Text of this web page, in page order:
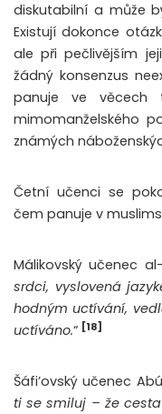
diskutabilní a může
Existují dokonce
ale při pečlivějším
žádný konsenzus
panuje ve věcech
mimomanželského
známých
Četní učenci se
čem panuje v
Málikovský učenec
srdci, vyslovená
hodným uctívání,
uctíváno.“ [18]
Šáfi’ovský učenec
ti se smiluj – že